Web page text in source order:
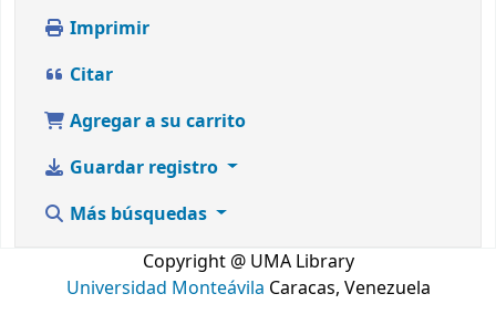
Imprimir
Citar
Agregar a su carrito
Guardar registro
Más búsquedas
Copyright @ UMA Library
Universidad Monteávila Caracas, Venezuela